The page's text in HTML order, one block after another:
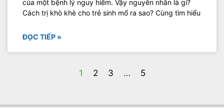
của một bệnh lý nguy hiểm. Vậy nguyên nhân là gì?
Cách trị khò khè cho trẻ sinh mổ ra sao? Cùng tìm hiểu
ĐỌC TIẾP »
1 2 3 … 5